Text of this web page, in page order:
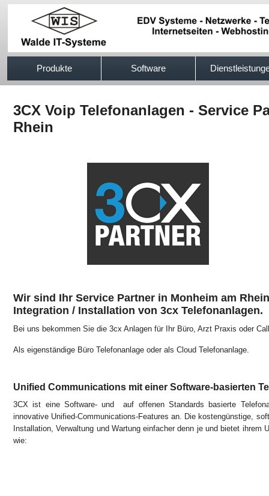
Produkte Software
3CX Voip Telefonanlagen - Service
Rhein
Wir sind Ihr Service Partner in Monheim am
Integration / Installation von 3cx Telefonanlagen.
Bei uns bekommen Sie die 3cx Anlagen für Ihr Büro, Arzt Praxis oder
Als eigenständige Büro Telefonanlage oder als Cloud Telefonanlage.
Unified Communications mit einer Software-basierten
3CX ist eine Software- und auf offenen Standards basierte
innovative Unified-Communications-Features an. Die kostengünstige,
Installation, Verwaltung und Wartung einfacher denn je und bietet ihrem
wie: